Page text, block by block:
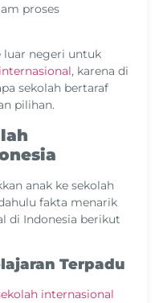
proses
luar negeri untuk
, karena di
sekolah bertaraf
pilihan.
anak ke sekolah
fakta menarik
di Indonesia berikut
Terpadu
internasional